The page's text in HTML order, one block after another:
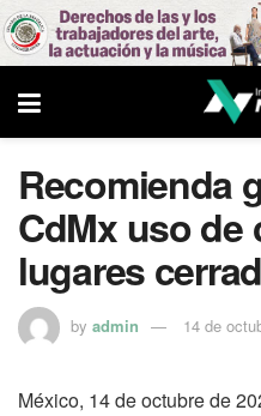
Recomienda
CdMx uso de
lugares
by admin 14 de
México, 14 de octubre de